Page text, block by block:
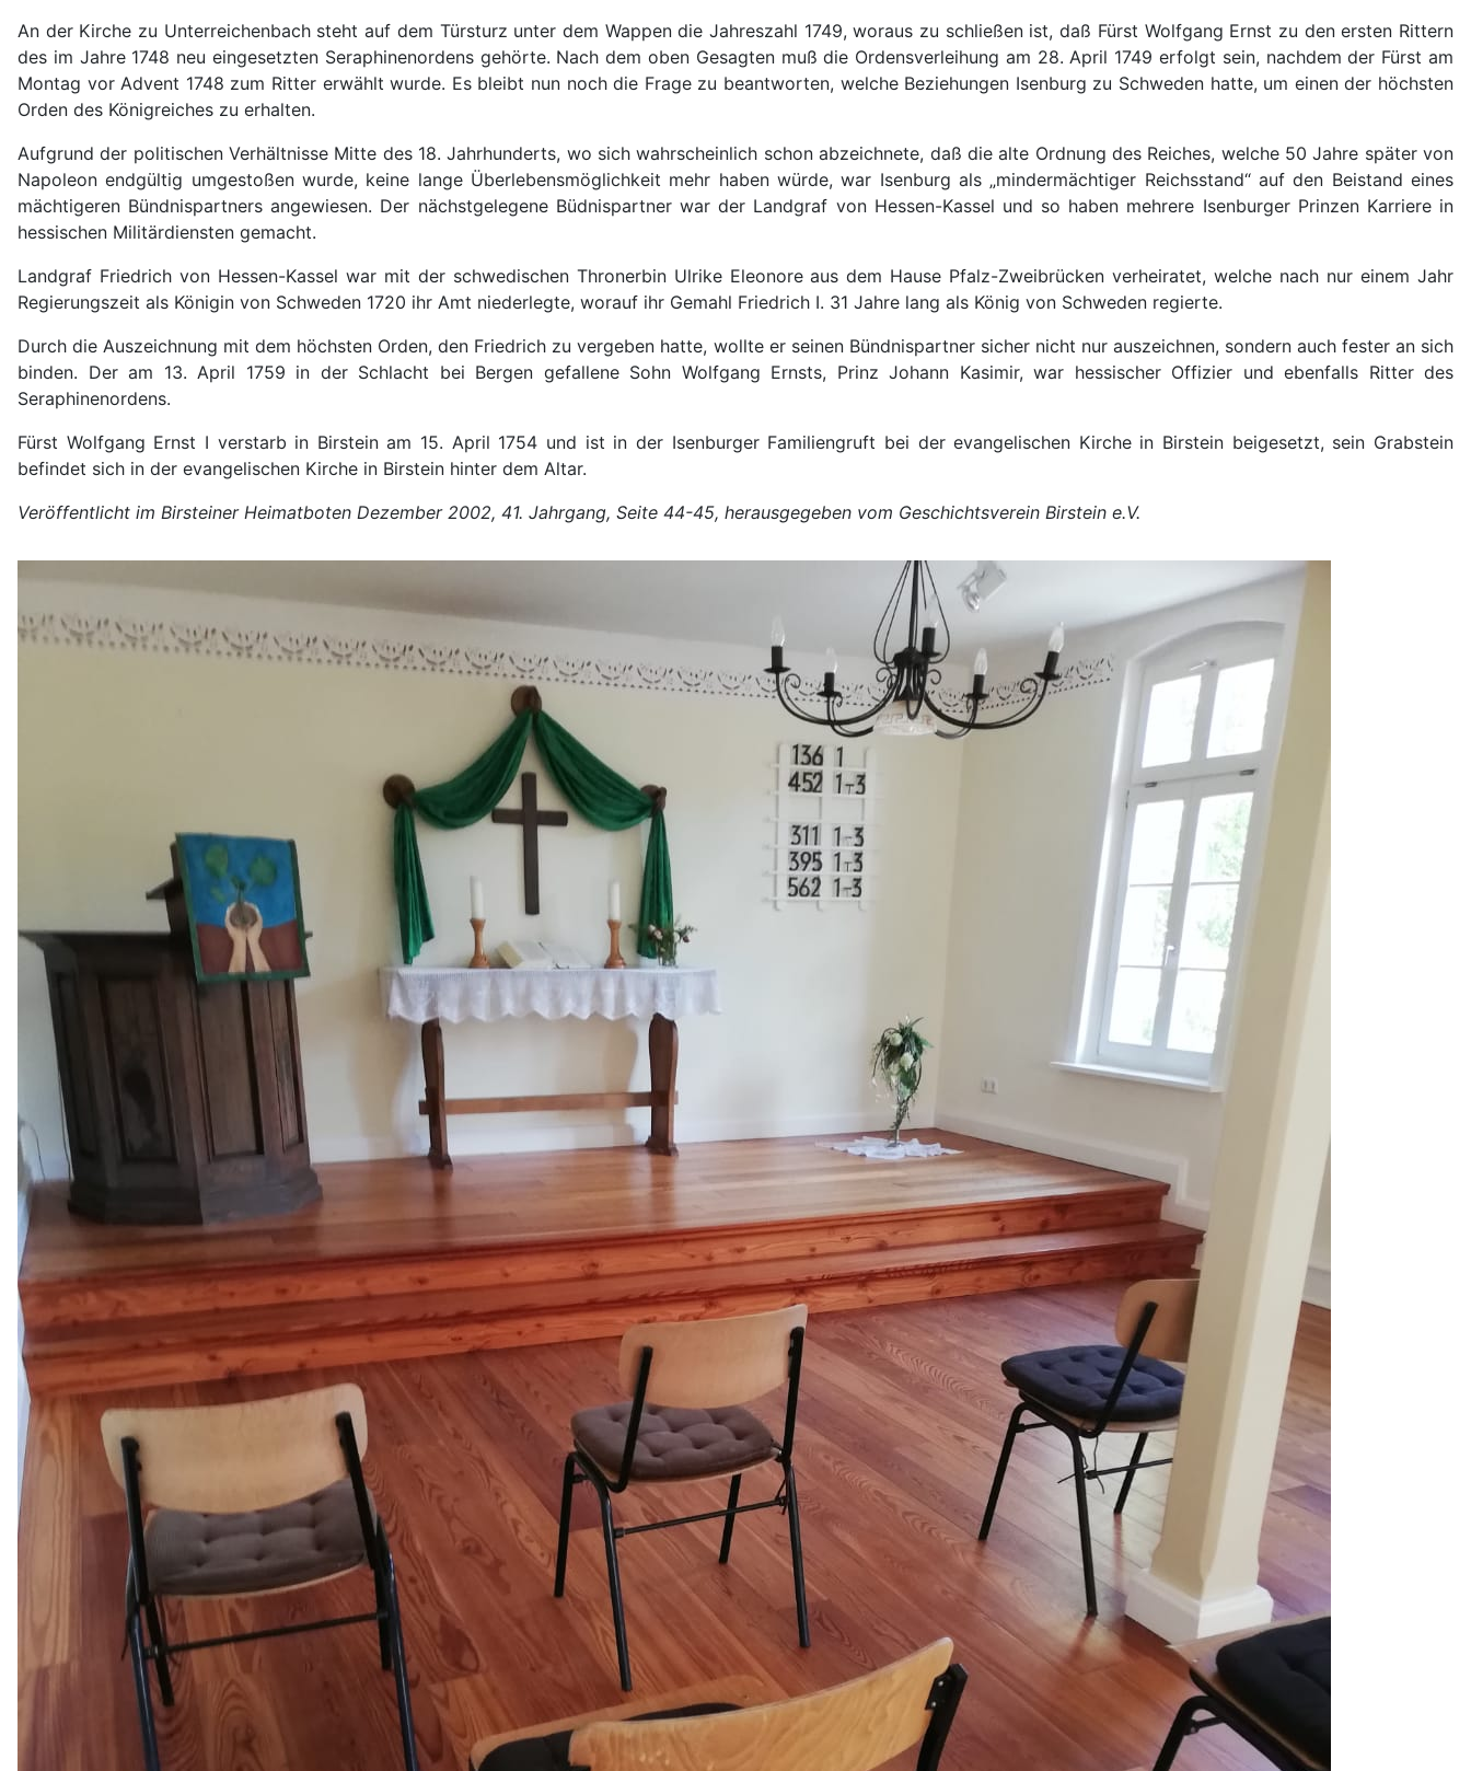
An der Kirche zu Unterreichenbach steht auf dem Türsturz unter dem Wappen die Jahreszahl 1749, woraus zu schließen ist, daß Fürst Wolfgang Ernst zu den ersten Rittern
des im Jahre 1748 neu eingesetzten Seraphinenordens gehörte. Nach dem oben Gesagten muß die Ordensverleihung am 28. April 1749 erfolgt sein, nachdem der Fürst am
Montag vor Advent 1748 zum Ritter erwählt wurde. Es bleibt nun noch die Frage zu beantworten, welche Beziehungen Isenburg zu Schweden hatte, um einen der höchsten
Orden des Königreiches zu erhalten.
Aufgrund der politischen Verhältnisse Mitte des 18. Jahrhunderts, wo sich wahrscheinlich schon abzeichnete, daß die alte Ordnung des Reiches, welche 50 Jahre später von
Napoleon endgültig umgestoßen wurde, keine lange Überlebensmöglichkeit mehr haben würde, war Isenburg als „mindermächtiger Reichsstand“ auf den Beistand eines
mächtigeren Bündnispartners angewiesen. Der nächstgelegene Büdnispartner war der Landgraf von Hessen-Kassel und so haben mehrere Isenburger Prinzen Karriere in
hessischen Militärdiensten gemacht.
Landgraf Friedrich von Hessen-Kassel war mit der schwedischen Thronerbin Ulrike Eleonore aus dem Hause Pfalz-Zweibrücken verheiratet, welche nach nur einem Jahr
Regierungszeit als Königin von Schweden 1720 ihr Amt niederlegte, worauf ihr Gemahl Friedrich I. 31 Jahre lang als König von Schweden regierte.
Durch die Auszeichnung mit dem höchsten Orden, den Friedrich zu vergeben hatte, wollte er seinen Bündnispartner sicher nicht nur auszeichnen, sondern auch fester an sich
binden. Der am 13. April 1759 in der Schlacht bei Bergen gefallene Sohn Wolfgang Ernsts, Prinz Johann Kasimir, war hessischer Offizier und ebenfalls Ritter des
Seraphinenordens.
Fürst Wolfgang Ernst I verstarb in Birstein am 15. April 1754 und ist in der Isenburger Familiengruft bei der evangelischen Kirche in Birstein beigesetzt, sein Grabstein
befindet sich in der evangelischen Kirche in Birstein hinter dem Altar.
Veröffentlicht im Birsteiner Heimatboten Dezember 2002, 41. Jahrgang, Seite 44-45, herausgegeben vom Geschichtsverein Birstein e.V.